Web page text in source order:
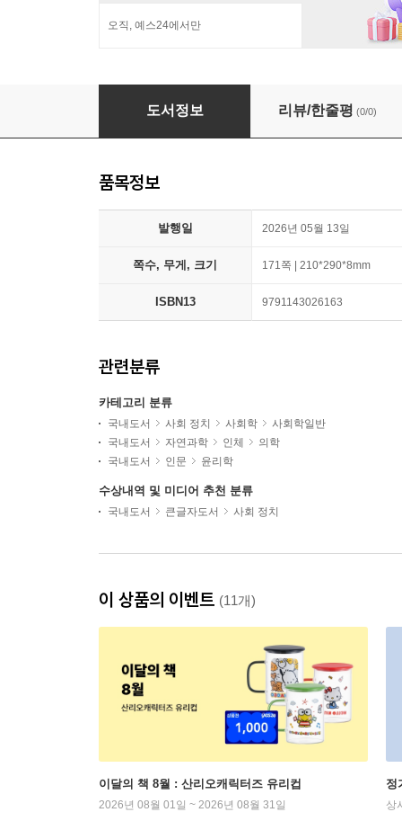
오직, 예스24에서만
아서 클라인먼 (큰글자책)
도서정보 리뷰/한줄평 (0/0)
품목정보
발행일 2026년 05월 13일
쪽수, 무게, 크기 171쪽 | 210*290*8mm
ISBN13 9791143026163
관련분류
카테고리 분류
국내도서 사회 정치 사회학
사회학일반
국내도서
자연과학 인체
의학
국내도서
인문 윤리학
수상내역 및 미디어 추천 분류
국내도서 큰글자도서 사회 정치
이 상품의 이벤트 (11개)
이달의 책 8월 : 산리오캐릭터즈 유리컵
2026년 08월 01일 ~ 2026년 08월 31일
정
상